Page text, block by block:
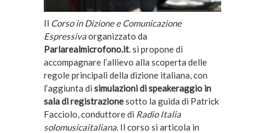
Il Corso in Dizione e Comunicazione
Espressivaorganizzato da
Parlarealmicrofono.it. si propone di
accompagnare l’allievo alla scoperta delle
regole principali della dizione italiana, con
l’aggiunta di simulazioni di speakeraggio in
sala di registrazionesotto la guida di Patrick
Facciolo, conduttore di Radio Italia
solomusicaitaliana. Il corso si articola in